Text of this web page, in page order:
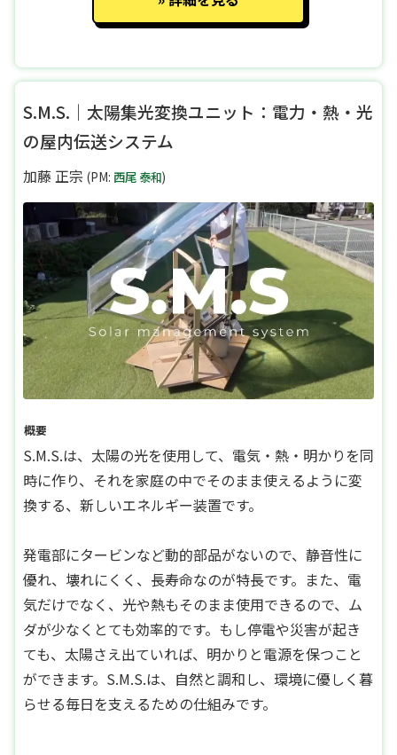
S.M.S.｜太陽集光変換ユニット：電力・熱・光
の屋内伝送システム
加藤 正宗 (PM: 西尾 泰和)
概要
S.M.S.は、太陽の光を使用して、電気・熱・明かりを同
時に作り、それを家庭の中でそのまま使えるように変
換する、新しいエネルギー装置です。
発電部にタービンなど動的部品がないので、静音性に
優れ、壊れにくく、長寿命なのが特長です。また、電
気だけでなく、光や熱もそのまま使用できるので、ム
ダが少なくとても効率的です。もし停電や災害が起き
ても、太陽さえ出ていれば、明かりと電源を保つこと
ができます。S.M.S.は、自然と調和し、環境に優しく暮
らせる毎日を支えるための仕組みです。